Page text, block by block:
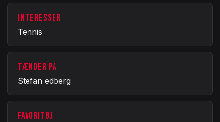
INTERESSER
Tennis
TÆNDER PÅ
Stefan edberg
FAVORITØJ